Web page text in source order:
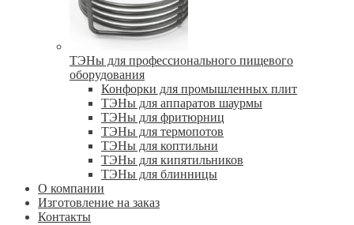
ТЭНы для профессионального пищевого
оборудования
Конфорки для промышленных плит
ТЭНы для аппаратов шаурмы
ТЭНы для фритюрниц
ТЭНы для термопотов
ТЭНы для коптильни
ТЭНы для кипятильников
ТЭНы для блинницы
О компании
Изготовление на заказ
Контакты